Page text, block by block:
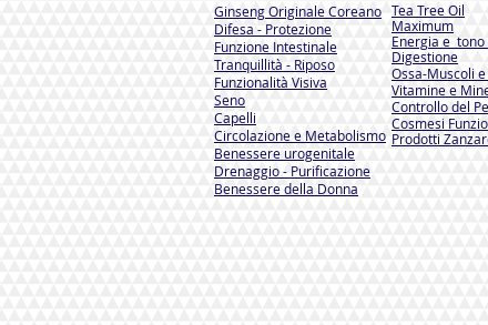
Ginseng Originale Coreano
Difesa - Protezione
Funzione Intestinale
Tranquillità - Riposo
Funzionalità Visiva
Seno
Capelli
Circolazione e Metabolismo
Benessere urogenitale
Drenaggio - Purificazione
Benessere della Donna
Tea Tree Oil
Maximum
Energia e tono
Digestione
Ossa-Muscoli
Vitamine e
Controllo del
Cosmesi
Prodotti